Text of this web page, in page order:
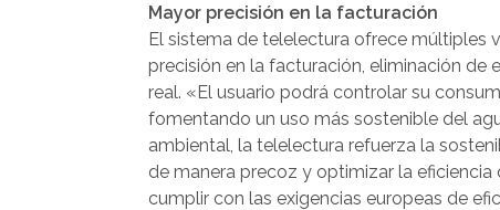
Mayor precisión en la facturación
El sistema de telelectura ofrece múltiples
precisión en la facturación, eliminación
real. «El usuario podrá controlar su
fomentando un uso más sostenible del
ambiental, la telelectura refuerza la
de manera precoz y optimizar la
cumplir con las exigencias europeas de